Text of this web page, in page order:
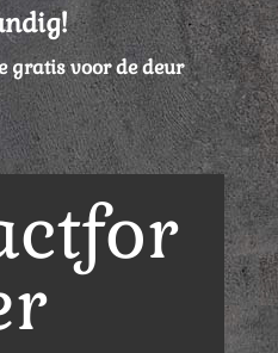
gratis voor de deur